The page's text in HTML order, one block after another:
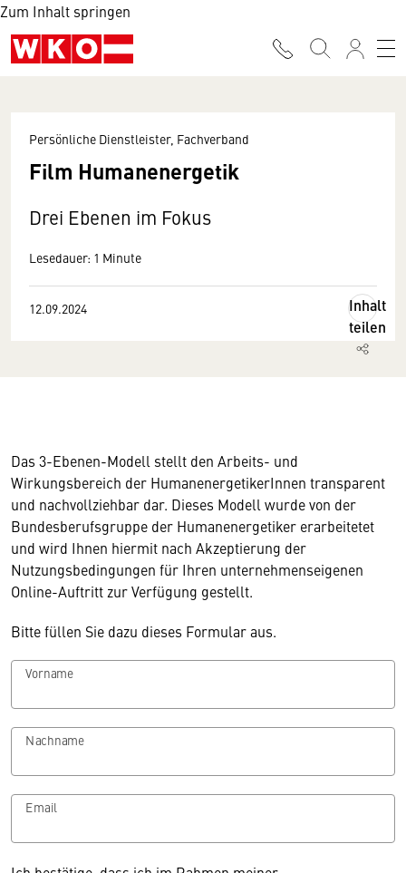
Zum Inhalt springen
Persönliche Dienstleister, Fachverband
Film Humanenergetik
Drei Ebenen im Fokus
Lesedauer: 1 Minute
12.09.2024
Inhalt
teilen
Das 3-Ebenen-Modell stellt den Arbeits- und
Wirkungsbereich der HumanenergetikerInnen transparent
und nachvollziehbar dar. Dieses Modell wurde von der
Bundesberufsgruppe der Humanenergetiker erarbeitetet
und wird Ihnen hiermit nach Akzeptierung der
Nutzungsbedingungen für Ihren unternehmenseigenen
Online-Auftritt zur Verfügung gestellt.
Bitte füllen Sie dazu dieses Formular aus.
Vorname
Nachname
Email